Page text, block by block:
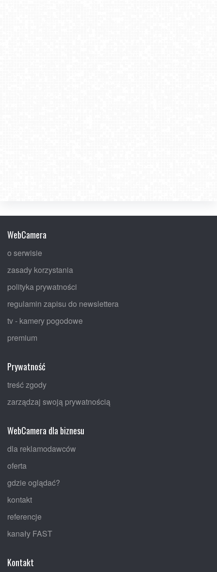
WebCamera
o serwisie
zasady korzystania
polityka prywatności
regulamin zapisu do newslettera
tv - kamery pogodowe
premium
Prywatność
treść zgody
zarządzaj swoją prywatnością
WebCamera dla biznesu
dla reklamodawców
oferta
gdzie oglądać?
kontakt
referencje
kanały FAST
Kontakt